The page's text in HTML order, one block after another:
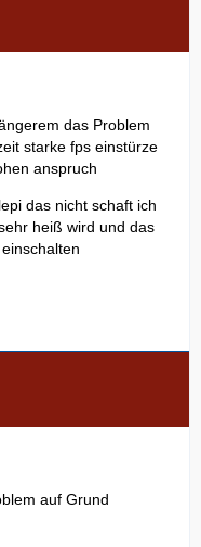
das Problem
starke fps einstürze
anspruch
das nicht schaft ich
heiß wird und das
auf Grund